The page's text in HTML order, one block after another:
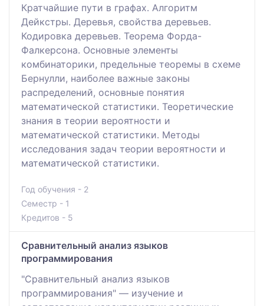
Кратчайшие пути в графах. Алгоритм
Дейкстры. Деревья, свойства деревьев.
Кодировка деревьев. Теорема Форда-
Фалкерсона. Основные элементы
комбинаторики, предельные теоремы в схеме
Бернулли, наиболее важные законы
распределений, основные понятия
математической статистики. Теоретические
знания в теории вероятности и
математической статистики. Методы
исследования задач теории вероятности и
математической статистики.
Год обучения - 2
Семестр - 1
Кредитов - 5
Сравнительный анализ языков
программирования
"Сравнительный анализ языков
программирования" — изучение и